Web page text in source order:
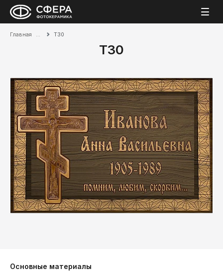
Главная Т30
Т30
Основные материалы